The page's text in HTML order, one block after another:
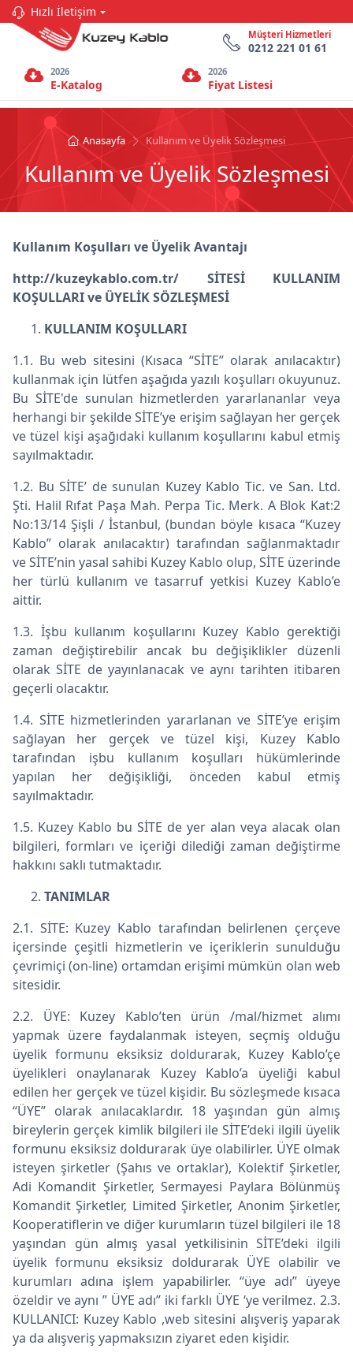
Hızlı İletişim
Müşteri Hizmetleri
0212 221 01 61
2026
E-Katalog
2026
Fiyat Listesi
Anasayfa Kullanım ve Üyelik Sözleşmesi
Kullanım ve Üyelik Sözleşmesi
Kullanım Koşulları ve Üyelik Avantajı
http://kuzeykablo.com.tr/ SİTESİ KULLANIM
KOŞULLARI ve ÜYELİK SÖZLEŞMESİ
KULLANIM KOŞULLARI
1.1. Bu web sitesini (Kısaca “SİTE” olarak anılacaktır)
kullanmak için lütfen aşağıda yazılı koşulları okuyunuz.
Bu SİTE'de sunulan hizmetlerden yararlananlar veya
herhangi bir şekilde SİTE’ye erişim sağlayan her gerçek
ve tüzel kişi aşağıdaki kullanım koşullarını kabul etmiş
sayılmaktadır.
1.2. Bu SİTE’ de sunulan Kuzey Kablo Tic. ve San. Ltd.
Şti. Halil Rıfat Paşa Mah. Perpa Tic. Merk. A Blok Kat:2
No:13/14 Şişli / İstanbul, (bundan böyle kısaca “Kuzey
Kablo” olarak anılacaktır) tarafından sağlanmaktadır
ve SİTE’nin yasal sahibi Kuzey Kablo olup, SİTE üzerinde
her türlü kullanım ve tasarruf yetkisi Kuzey Kablo’e
aittir.
1.3. İşbu kullanım koşullarını Kuzey Kablo gerektiği
zaman değiştirebilir ancak bu değişiklikler düzenli
olarak SİTE de yayınlanacak ve aynı tarihten itibaren
geçerli olacaktır.
1.4. SİTE hizmetlerinden yararlanan ve SİTE’ye erişim
sağlayan her gerçek ve tüzel kişi, Kuzey Kablo
tarafından işbu kullanım koşulları hükümlerinde
yapılan her değişikliği, önceden kabul etmiş
sayılmaktadır.
1.5. Kuzey Kablo bu SİTE de yer alan veya alacak olan
bilgileri, formları ve içeriği dilediği zaman değiştirme
hakkını saklı tutmaktadır.
TANIMLAR
2.1. SİTE: Kuzey Kablo tarafından belirlenen çerçeve
içersinde çeşitli hizmetlerin ve içeriklerin sunulduğu
çevrimiçi (on-line) ortamdan erişimi mümkün olan web
sitesidir.
2.2. ÜYE: Kuzey Kablo’ten ürün /mal/hizmet alımı
yapmak üzere faydalanmak isteyen, seçmiş olduğu
üyelik formunu eksiksiz doldurarak, Kuzey Kablo’çe
üyelikleri onaylanarak Kuzey Kablo’a üyeliği kabul
edilen her gerçek ve tüzel kişidir. Bu sözleşmede kısaca
“ÜYE” olarak anılacaklardır. 18 yaşından gün almış
bireylerin gerçek kimlik bilgileri ile SİTE’deki ilgili üyelik
formunu eksiksiz doldurarak üye olabilirler. ÜYE olmak
isteyen şirketler (Şahıs ve ortaklar), Kolektif Şirketler,
Adi Komandit Şirketler, Sermayesi Paylara Bölünmüş
Komandit Şirketler, Limited Şirketler, Anonim Şirketler,
Kooperatiflerin ve diğer kurumların tüzel bilgileri ile 18
yaşından gün almış yasal yetkilisinin SİTE’deki ilgili
üyelik formunu eksiksiz doldurarak ÜYE olabilir ve
kurumları adına işlem yapabilirler. “üye adı” üyeye
özeldir ve aynı ” ÜYE adı” iki farklı ÜYE ‘ye verilmez. 2.3.
KULLANICI: Kuzey Kablo ,web sitesini alışveriş yaparak
ya da alışveriş yapmaksızın ziyaret eden kişidir.